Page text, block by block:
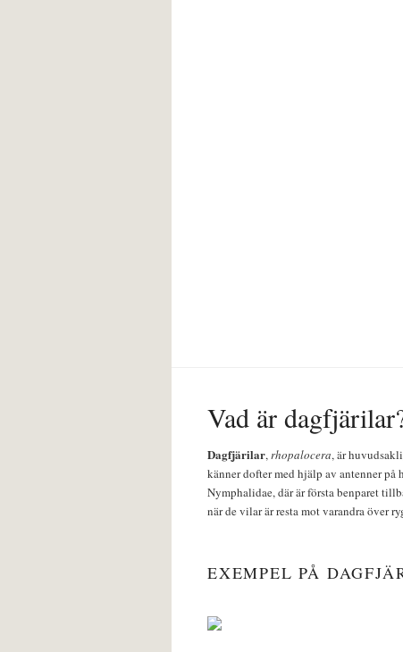
Vad är
Dagfjärilar,rhopalocera, är
känner dofter med hjälp av antenner på
Nymphalidae, där är första benparet
när de vilar är resta mot varandra över
EXEMPEL PÅ